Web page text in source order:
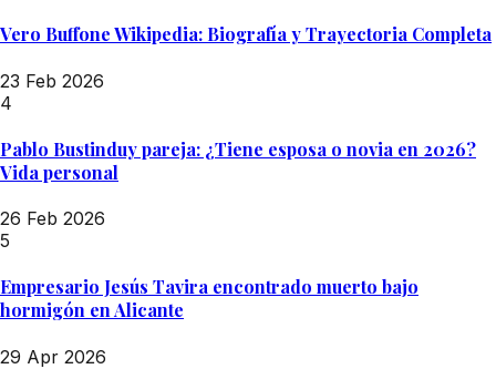
Vero Buffone Wikipedia: Biografía y Trayectoria Completa
23 Feb 2026
4
Pablo Bustinduy pareja: ¿Tiene esposa o novia en 2026?
Vida personal
26 Feb 2026
5
Empresario Jesús Tavira encontrado muerto bajo
hormigón en Alicante
29 Apr 2026